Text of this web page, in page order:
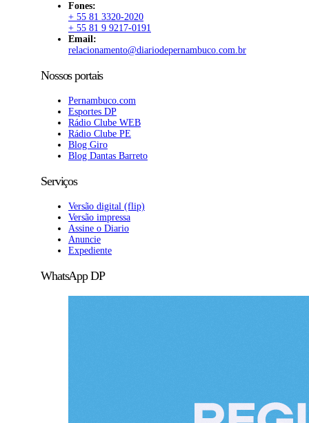
Fones:
+ 55 81 3320-2020
+ 55 81 9 9217-0191
Email:
relacionamento@diariodepernambuco.com.br
Nossos portais
Pernambuco.com
Esportes DP
Rádio Clube WEB
Rádio Clube PE
Blog Giro
Blog Dantas Barreto
Serviços
Versão digital (flip)
Versão impressa
Assine o Diario
Anuncie
Expediente
WhatsApp DP